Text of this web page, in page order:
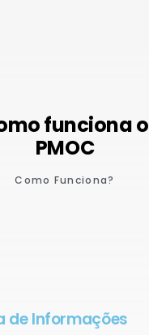
funciona o
PMOC
Como Funciona?
de Informações